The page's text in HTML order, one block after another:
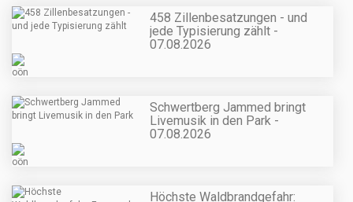
458 Zillenbesatzungen - und
jede Typisierung zählt -
07.08.2026
Schwertberg Jammed bringt
Livemusik in den Park -
07.08.2026
Höchste Waldbrandgefahr: